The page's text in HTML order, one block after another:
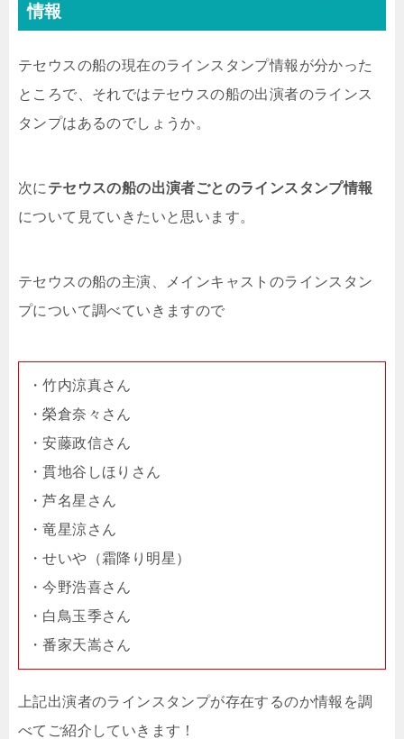
情報
テセウスの船の現在のラインスタンプ情報が分かった
ところで、それではテセウスの船の出演者のラインス
タンプはあるのでしょうか。
次に テセウスの船の出演者ごとのラインスタンプ情報
について見ていきたいと思います。
テセウスの船の主演、メインキャストのラインスタン
プについて調べていきますので
・竹内涼真さん
・榮倉奈々さん
・安藤政信さん
・貫地谷しほりさん
・芦名星さん
・竜星涼さん
・せいや（霜降り明星）
・今野浩喜さん
・白鳥玉季さん
・番家天嵩さん
上記出演者のラインスタンプが存在するのか情報を調
べてご紹介していきます！